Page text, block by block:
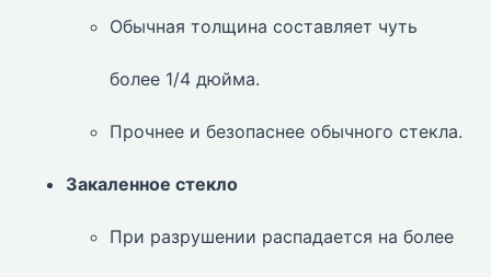
Обычная толщина составляет чуть
более 1/4 дюйма.
Прочнее и безопаснее обычного стекла.
Закаленное стекло
При разрушении распадается на более